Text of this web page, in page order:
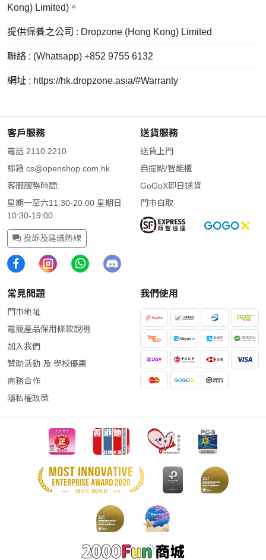
Kong) Limited)。
提供保養之公司 : Dropzone (Hong Kong) Limited
聯絡 : (Whatsapp) +852 9755 6132
網址 : https://hk.dropzone.asia/#Warranty
客戶服務
電話 2110 2210
郵箱 cs@openshop.com.hk
客服服務時間:
星期一至六11:30-20:00 星期日
10:30-19:00
投訴及建議熱線
送貨服務
送貨上門
自提點/智能櫃
GoGoX即日送貨
門市自取
常見問題
門市地址
電競產品保用條款說明
加入我們
贊助活動 及 學校優惠
商務合作
隱私權政策
我們使用